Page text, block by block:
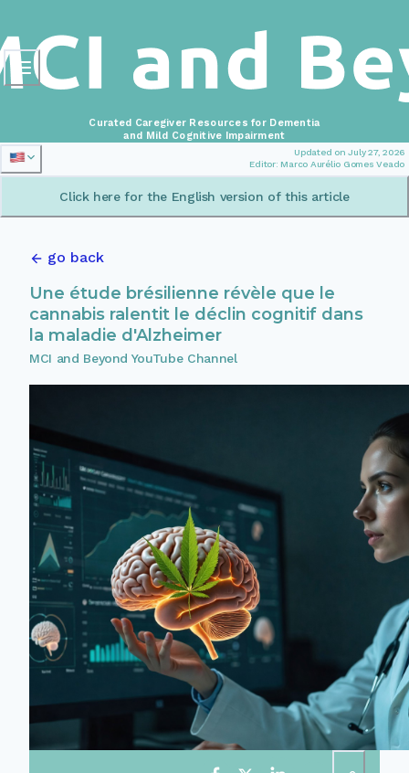
Updated on July 27, 2026
Editor: Marco Aurélio Gomes Veado
Curated Caregiver Resources for Dementia
and Mild Cognitive Impairment
Click here for the English version of this article
go back
Une étude brésilienne révèle que le
cannabis ralentit le déclin cognitif dans
la maladie d'Alzheimer
MCI and Beyond YouTube Channel